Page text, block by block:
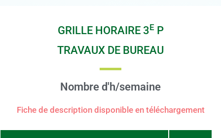
GRILLE HORAIRE 3EP
TRAVAUX DE BUREAU
Nombre d'h/semaine
Fiche de description disponible en téléchargement